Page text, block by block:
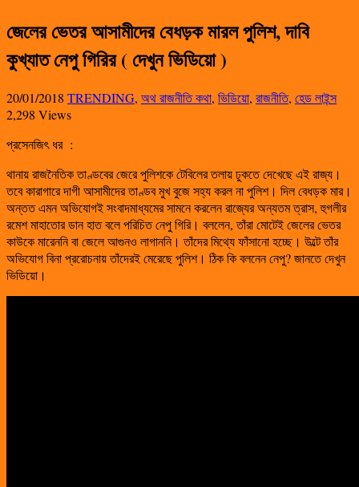
জেলের ভেতর আসামীদের বেধড়ক মারল পুলিশ, দাবি
কুখ্যাত নেপু গিরির ( দেখুন ভিডিয়ো )
20/01/2018 TRENDING, অথ রাজনীতি কথা, ভিডিয়ো, রাজনীতি, হেড লাইন্স
2,298 Views
প্রসেনজিৎ ধর :
থানায় রাজনৈতিক তাণ্ডবের জেরে পুলিশকে টেবিলের তলায় ঢুকতে দেখেছে এই রাজ্য।
তবে কারাগারে দাগী আসামীদের তাণ্ডব মুখ বুজে সহ্য করল না পুলিশ। দিল বেধড়ক মার।
অন্তত এমন অভিযোগই সংবাদমাধ্যমের সামনে করলেন রাজ্যের অন্যতম ত্রাস, হুগলীর
রমেশ মাহাতোর ডান হাত বলে পরিচিত নেপু গিরি। বললেন, তাঁরা মোটেই জেলের ভেতর
কাউকে মারেননি বা জেলে আগুনও লাগাননি। তাঁদের মিথ্যে ফাঁসানো হচ্ছে। উল্টে তাঁর
অভিযোগ বিনা প্ররোচনায় তাঁদেরই মেরেছে পুলিশ। ঠিক কি বলনেন নেপু? জানতে দেখুন
ভিডিয়ো।